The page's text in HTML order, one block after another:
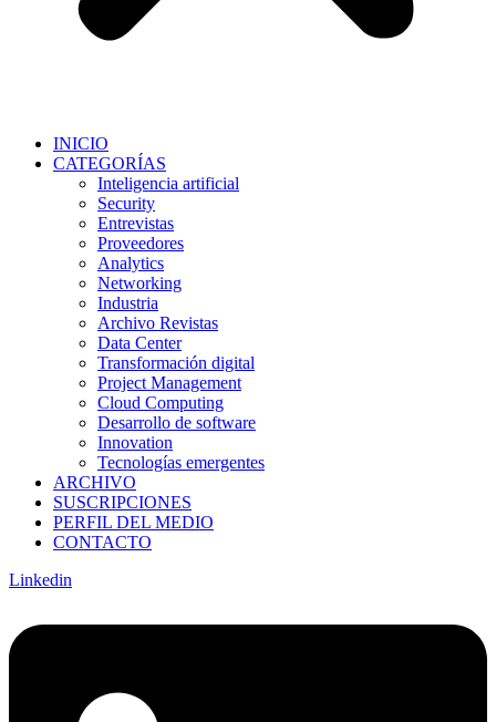
INICIO
CATEGORÍAS
Inteligencia artificial
Security
Entrevistas
Proveedores
Analytics
Networking
Industria
Archivo Revistas
Data Center
Transformación digital
Project Management
Cloud Computing
Desarrollo de software
Innovation
Tecnologías emergentes
ARCHIVO
SUSCRIPCIONES
PERFIL DEL MEDIO
CONTACTO
Linkedin